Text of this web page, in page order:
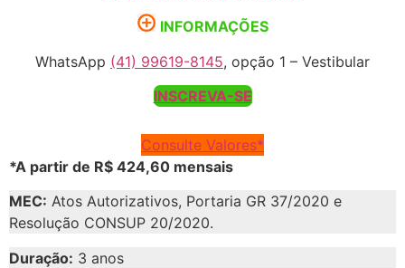
INFORMAÇÕES
WhatsApp (41) 99619-8145, opção 1 – Vestibular
INSCREVA-SE
Consulte Valores*
*A partir de R$ 424,60 mensais
MEC: Atos Autorizativos, Portaria GR 37/2020 e
Resolução CONSUP 20/2020.
Duração: 3 anos